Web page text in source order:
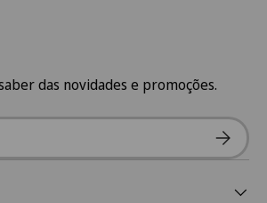
das novidades e promoções.